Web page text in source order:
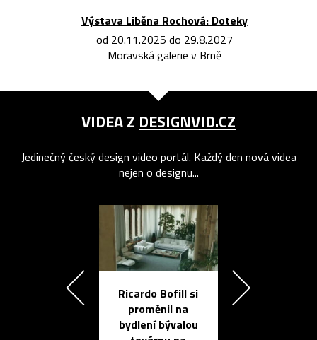
Výstava Liběna Rochová: Doteky
od 20.11.2025 do 29.8.2027
Moravská galerie v Brně
VIDEA Z DESIGNVID.CZ
Jedinečný český design video portál. Každý den nová videa
nejen o designu...
Ricardo Bofill si
proměnil na
bydlení bývalou